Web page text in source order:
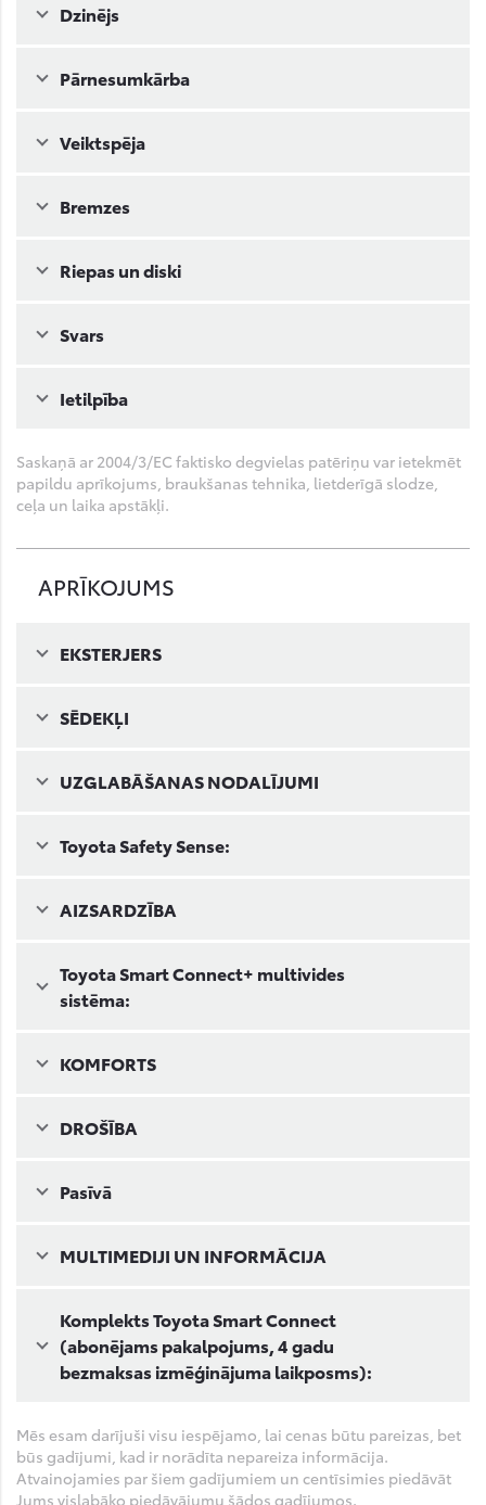
Dzinējs
Pārnesumkārba
Veiktspēja
Bremzes
Riepas un diski
Svars
Ietilpība
Saskaņā ar 2004/3/EC faktisko degvielas patēriņu var ietekmēt
papildu aprīkojums, braukšanas tehnika, lietderīgā slodze,
ceļa un laika apstākļi.
APRĪKOJUMS
EKSTERJERS
SĒDEKĻI
UZGLABĀŠANAS NODALĪJUMI
Toyota Safety Sense:
AIZSARDZĪBA
Toyota Smart Connect+ multivides
sistēma:
KOMFORTS
DROŠĪBA
Pasīvā
MULTIMEDIJI UN INFORMĀCIJA
Komplekts Toyota Smart Connect
(abonējams pakalpojums, 4 gadu
bezmaksas izmēģinājuma laikposms):
Mēs esam darījuši visu iespējamo, lai cenas būtu pareizas, bet
būs gadījumi, kad ir norādīta nepareiza informācija.
Atvainojamies par šiem gadījumiem un centīsimies piedāvāt
Jums vislabāko piedāvājumu šādos gadījumos.